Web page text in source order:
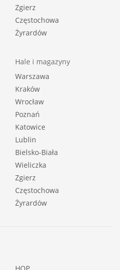
Zgierz
Częstochowa
Żyrardów
Hale i magazyny
Warszawa
Kraków
Wrocław
Poznań
Katowice
Lublin
Bielsko-Biała
Wieliczka
Zgierz
Częstochowa
Żyrardów